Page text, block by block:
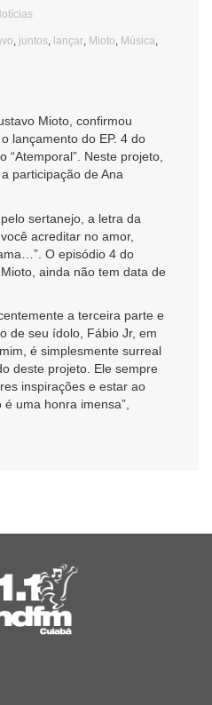
juntos lançar Mioto Música
Mioto, confirmou
lançamento do EP. 4 do
“Atemporal”. Neste projeto,
participação de Ana
sertanejo, a letra da
acreditar no amor,
O episódio 4 do
ainda não tem data de
a terceira parte e
de seu ídolo, Fábio Jr, em
é simplesmente surreal
deste projeto. Ele sempre
inspirações e estar ao
uma honra imensa”,